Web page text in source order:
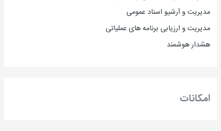
مدیریت و آرشیو اسناد عمومی
مدیریت و ارزیابی برنامه های عملیاتی
هشدار هوشمند
امکانات